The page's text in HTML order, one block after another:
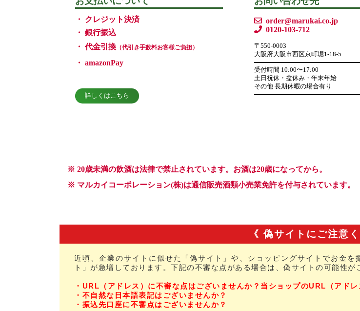
《 偽サイトにご注意
近頃、企業のサイトに似せた「偽サイト」や、ショッピングサイトでお金
ト」が急増しております。下記の不審な点がある場合は、偽サイトの可能性
・URL（アドレス）に不審な点はございませんか？当ショップのURL（アドレ
・不自然な日本語表記はございませんか？
・振込先口座に不審点はございませんか？